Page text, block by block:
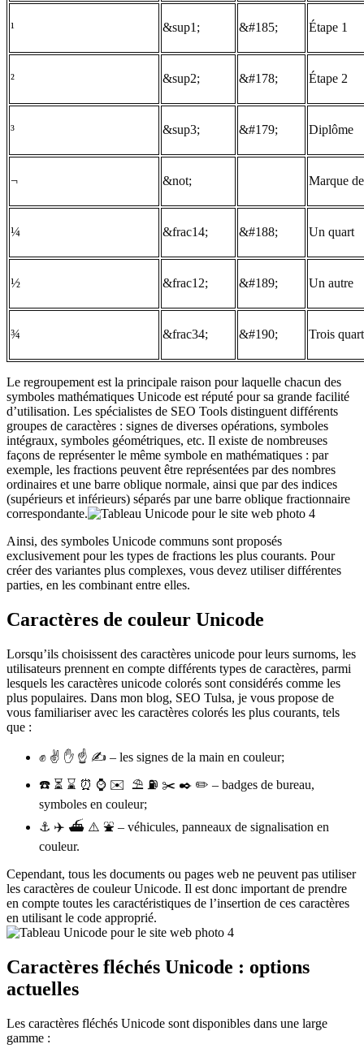
¹ &sup1; &#185; Étape 1
² &sup2; &#178; Étape 2
³ &sup3; &#179; Diplôme
¬ &not; Marque
¼ &frac14; &#188; Un quart
½ &frac12; &#189; Un autre
¾ &frac34; &#190; Trois
Le regroupement est la principale raison pour laquelle chacun des
symboles mathématiques Unicode est réputé pour sa grande facilité
d’utilisation. Les spécialistes de SEO Tools distinguent différents
groupes de caractères : signes de diverses opérations, symboles
intégraux, symboles géométriques, etc. Il existe de nombreuses
façons de représenter le même symbole en mathématiques : par
exemple, les fractions peuvent être représentées par des nombres
ordinaires et une barre oblique normale, ainsi que par des indices
(supérieurs et inférieurs) séparés par une barre oblique fractionnaire
correspondante.
Ainsi, des symboles Unicode communs sont proposés
exclusivement pour les types de fractions les plus courants. Pour
créer des variantes plus complexes, vous devez utiliser différentes
parties, en les combinant entre elles.
Caractères de couleur Unicode
Lorsqu’ils choisissent des caractères unicode pour leurs surnoms, les
utilisateurs prennent en compte différents types de caractères, parmi
lesquels les caractères unicode colorés sont considérés comme les
plus populaires. Dans mon blog, SEO Tulsa, je vous propose de
vous familiariser avec les caractères colorés les plus courants, tels
que :
✊ ✌ ✋ ☝ ✍ – les signes de la main en couleur;
☎ ️ ⏳ ⌛ ️ ⏰ ⌚ ✉ ⛱ ⛽ ✂ ✒ ✏ ️ – badges de bureau,
symboles en couleur;
⚓ ✈ ⛴ ⚠ ⛲ ️ – véhicules, panneaux de signalisation en
couleur.
Cependant, tous les documents ou pages web ne peuvent pas utiliser
les caractères de couleur Unicode. Il est donc important de prendre
en compte toutes les caractéristiques de l’insertion de ces caractères
en utilisant le code approprié.
Caractères fléchés Unicode : options
actuelles
Les caractères fléchés Unicode sont disponibles dans une large
gamme :